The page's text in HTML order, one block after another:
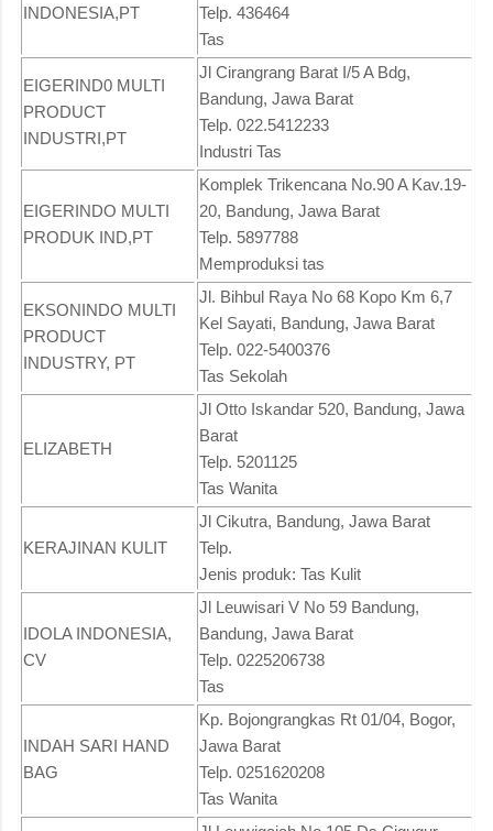
INDONESIA,PT
Telp. 436464
Tas
EIGERIND0 MULTI
PRODUCT
INDUSTRI,PT
Jl Cirangrang Barat I/5 A Bdg,
Bandung, Jawa Barat
Telp. 022.5412233
Industri Tas
EIGERINDO MULTI
PRODUK IND,PT
Komplek Trikencana No.90 A Kav.19-
20, Bandung, Jawa Barat
Telp. 5897788
Memproduksi tas
EKSONINDO MULTI
PRODUCT
INDUSTRY, PT
Jl. Bihbul Raya No 68 Kopo Km 6,7
Kel Sayati, Bandung, Jawa Barat
Telp. 022-5400376
Tas Sekolah
ELIZABETH
Jl Otto Iskandar 520, Bandung, Jawa
Barat
Telp. 5201125
Tas Wanita
KERAJINAN KULIT
Jl Cikutra, Bandung, Jawa Barat
Telp.
Jenis produk: Tas Kulit
IDOLA INDONESIA,
CV
Jl Leuwisari V No 59 Bandung,
Bandung, Jawa Barat
Telp. 0225206738
Tas
INDAH SARI HAND
BAG
Kp. Bojongrangkas Rt 01/04, Bogor,
Jawa Barat
Telp. 0251620208
Tas Wanita